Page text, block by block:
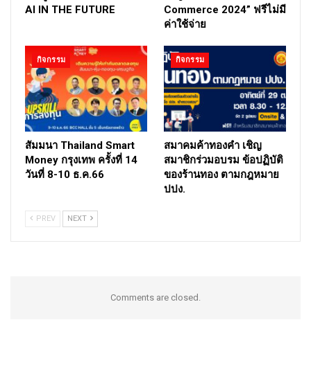
AI IN THE FUTURE
Commerce 2024” ฟรีไม่มี
ค่าใช้จ่าย
กิจกรรม
สัมมนา Thailand Smart
Money กรุงเทพ ครั้งที่ 14
วันที่ 8-10 ธ.ค.66
กิจกรรม
สมาคมค้าทองคำ เชิญ
สมาชิกร่วมอบรม ข้อปฏิบัติ
ของร้านทอง ตามกฎหมาย
ปปง.
PREV NEXT
Comments are closed.